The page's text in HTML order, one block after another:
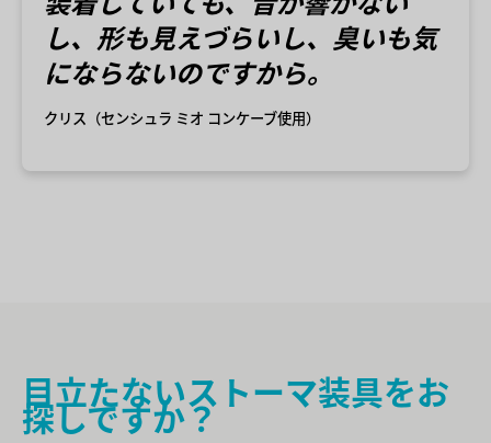
し、形も見えづらいし、臭いも気
にならないのですから。
クリス（センシュラ ミオ コンケーブ使用）
目立たないストーマ装具をお
探しですか？